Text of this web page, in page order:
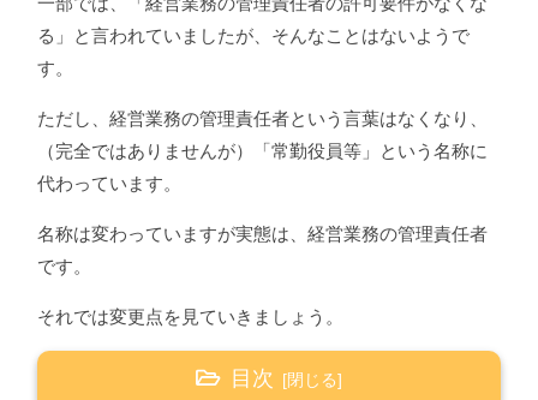
る」と言われていましたが、そんなことはないようで
す。
ただし、経営業務の管理責任者という言葉はなくなり、
（完全ではありませんが）「常勤役員等」という名称に
代わっています。
名称は変わっていますが実態は、経営業務の管理責任者
です。
それでは変更点を見ていきましょう。
目次